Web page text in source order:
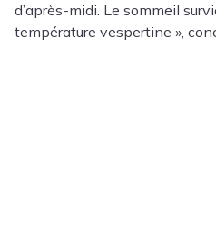
d’après-midi. Le sommeil
température vespertine »,